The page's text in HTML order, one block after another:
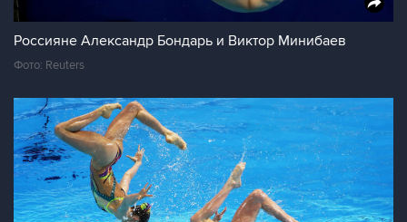
Россияне Александр Бондарь и Виктор Минибаев
Фото: Reuters